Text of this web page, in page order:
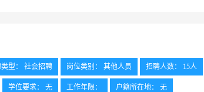
型： 社会招聘 岗位类别： 其他人员 招聘人数： 15人
学位要求： 无 工作年限： 户籍所在地： 无